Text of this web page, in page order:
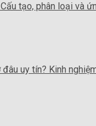
tạo, phân loại và
uy tín? Kinh